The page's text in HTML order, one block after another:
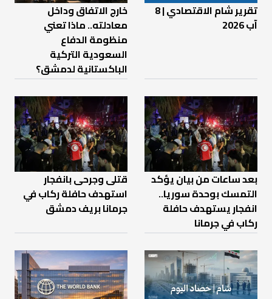
تقرير شام الاقتصادي | 8
آب 2026
خارج الاتفاق وداخل
معادلته.. ماذا تعني
منظومة الدفاع
السعودية التركية
الباكستانية لدمشق؟
بعد ساعات من بيان يؤكد
التمسك بوحدة سوريا..
انفجار يستهدف حافلة
ركاب في جرمانا
قتلى وجرحى بانفجار
استهدف حافلة ركاب في
جرمانا بريف دمشق